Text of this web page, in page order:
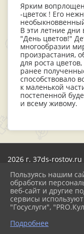
Ярким
-цветок ! Его
В эти летние
"День цветов!"
многообразии
произрастания,
для роста
ранее
способствовало
к маленькой
постепенной
и всему живому.
2026 г. 37ds-rostov.ru
Карта сайта
Политика
Сделано на KubCMS
Разработка и
Пользуясь нашим
обработки
веб-сайт и другие
сервисы
"Госуслуги",
Подробнее